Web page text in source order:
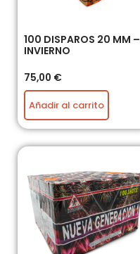
100 DISPAROS 20 MM –
INVIERNO
75,00 €
Añadir al carrito